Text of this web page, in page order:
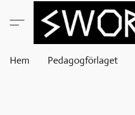
Hem Pedagogförlaget